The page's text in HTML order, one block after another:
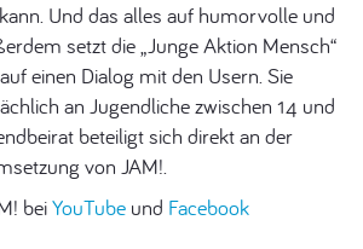
Und das alles auf humorvolle und
setzt die „Junge Aktion Mensch“
einen Dialog mit den Usern. Sie
an Jugendliche zwischen 14 und
beteiligt sich direkt an der
von JAM!.
beiYouTube und Facebook